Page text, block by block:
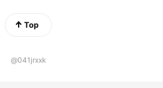
Top
@041jrxxk